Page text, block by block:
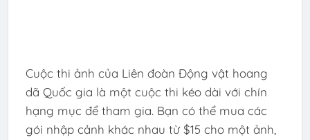
Cuộc thi ảnh của Liên đoàn Động vật hoang
dã Quốc gia là một cuộc thi kéo dài với chín
hạng mục để tham gia. Bạn có thể mua các
gói nhập cảnh khác nhau từ $15 cho một ảnh,